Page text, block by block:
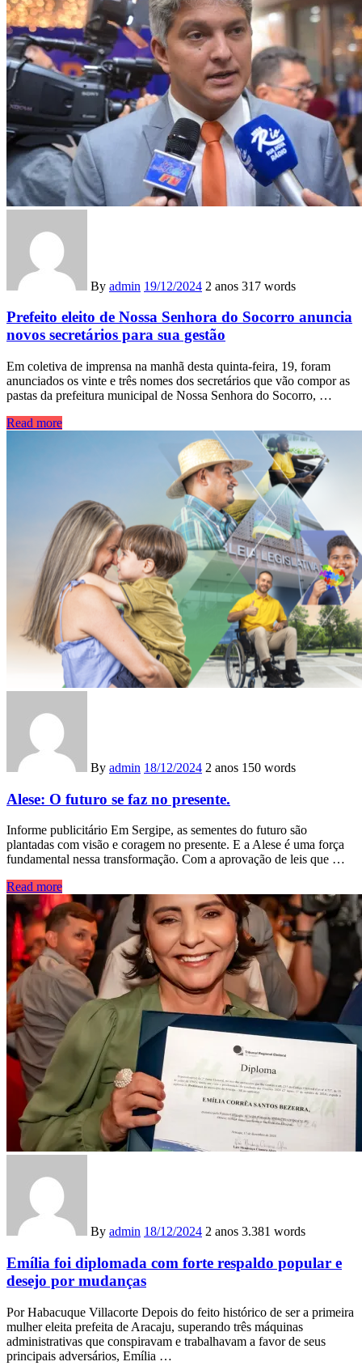
By admin 19/12/2024 2 anos 317 words
Prefeito eleito de Nossa Senhora do Socorro anuncia
novos secretários para sua gestão
Em coletiva de imprensa na manhã desta quinta-feira, 19, foram
anunciados os vinte e três nomes dos secretários que vão compor as
pastas da prefeitura municipal de Nossa Senhora do Socorro, …
Read more
By admin 18/12/2024 2 anos 150 words
Alese: O futuro se faz no presente.
Informe publicitário Em Sergipe, as sementes do futuro são
plantadas com visão e coragem no presente. E a Alese é uma força
fundamental nessa transformação. Com a aprovação de leis que …
Read more
By admin 18/12/2024 2 anos 3.381 words
Emília foi diplomada com forte respaldo popular e
desejo por mudanças
Por Habacuque Villacorte Depois do feito histórico de ser a primeira
mulher eleita prefeita de Aracaju, superando três máquinas
administrativas que conspiravam e trabalhavam a favor de seus
principais adversários, Emília …